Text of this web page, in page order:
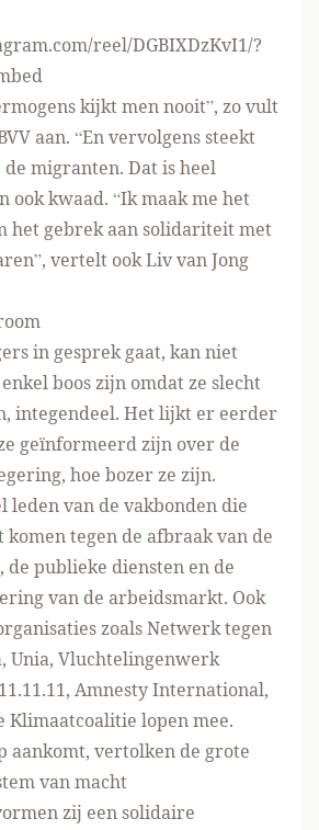
reel/DGBIXDzKvI1/?
kijkt men nooit”, zo vult
aan. “En vervolgens steekt
migranten. Dat is heel
ook kwaad. “Ik maak me het
het gebrek aan solidariteit met
vertelt ook Liv van Jong
in gesprek gaat, kan niet
boos zijn omdat ze slecht
integendeel. Het lijkt er eerder
geïnformeerd zijn over de
hoe bozer ze zijn.
leden van de vakbonden die
komen tegen de afbraak van de
de publieke diensten en de
van de arbeidsmarkt. Ook
zoals Netwerk tegen
Unia, Vluchtelingenwerk
Amnesty International,
Klimaatcoalitie lopen mee.
aankomt, vertolken de grote
van macht
zij een solidaire